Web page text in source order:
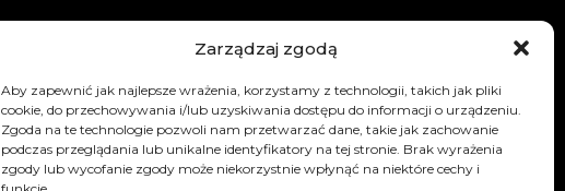
Zarządzaj zgodą
Aby zapewnić jak najlepsze wrażenia, korzystamy z technologii, takich jak pliki
cookie, do przechowywania i/lub uzyskiwania dostępu do informacji o urządzeniu.
Zgoda na te technologie pozwoli nam przetwarzać dane, takie jak zachowanie
podczas przeglądania lub unikalne identyfikatory na tej stronie. Brak wyrażenia
zgody lub wycofanie zgody może niekorzystnie wpłynąć na niektóre cechy i